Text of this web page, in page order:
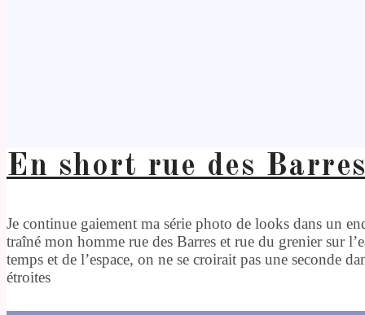
En short rue des Barres
Je continue gaiement ma série photo de looks dans un
traîné mon homme rue des Barres et rue du grenier sur
temps et de l’espace, on ne se croirait pas une seconde
étroites